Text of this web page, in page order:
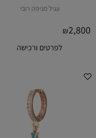
עגיל מניפה רובי
₪2,800
לפרטים ורכישה